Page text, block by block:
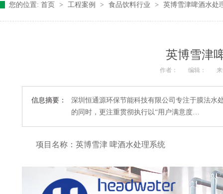
您的位置: 首页 > 工程案例 > 食品饮料行业 > 英博​雪津啤酒水处
英博​雪津
作者： 编辑：
信息摘要：
深圳恒通源环保节能科技有限公司专注于膜法水
的同时，更注重贯彻执行以“用户满意度…
项目名称： 英博雪津 啤酒水处理系统